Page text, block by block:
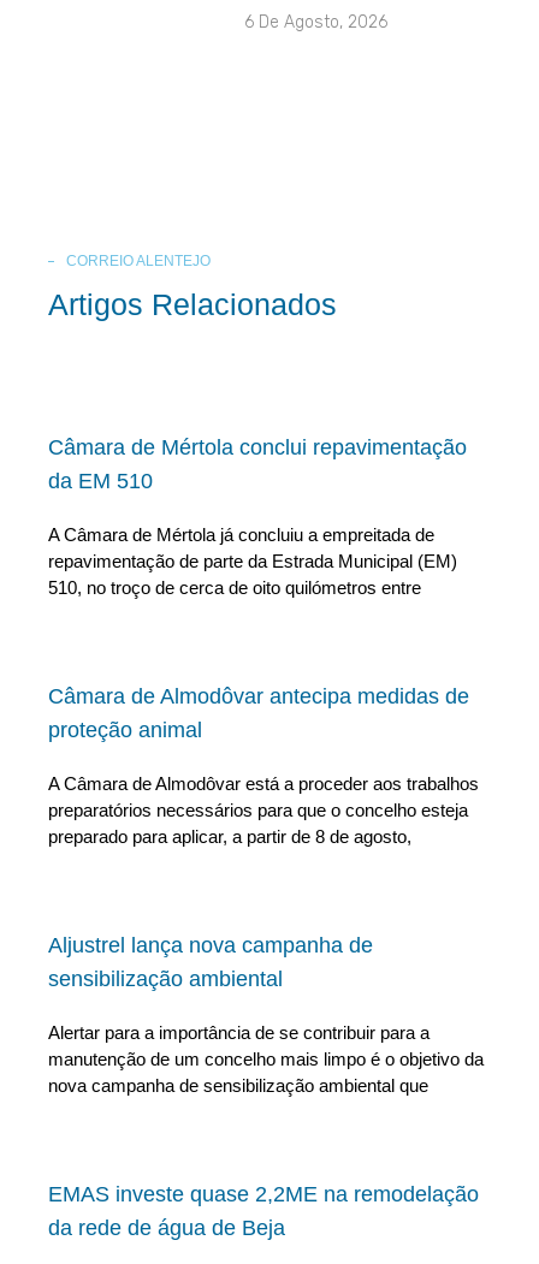
6 De Agosto, 2026
CORREIO ALENTEJO
Artigos Relacionados
Câmara de Mértola conclui repavimentação
da EM 510
A Câmara de Mértola já concluiu a empreitada de
repavimentação de parte da Estrada Municipal (EM)
510, no troço de cerca de oito quilómetros entre
Câmara de Almodôvar antecipa medidas de
proteção animal
A Câmara de Almodôvar está a proceder aos trabalhos
preparatórios necessários para que o concelho esteja
preparado para aplicar, a partir de 8 de agosto,
Aljustrel lança nova campanha de
sensibilização ambiental
Alertar para a importância de se contribuir para a
manutenção de um concelho mais limpo é o objetivo da
nova campanha de sensibilização ambiental que
EMAS investe quase 2,2ME na remodelação
da rede de água de Beja